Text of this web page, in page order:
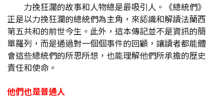
力挽狂瀾的故事和人物總是最吸引人。《總統們》
正是以力挽狂瀾的總統們為主角，來認識和解讀法蘭西
第五共和的前世今生。此外，這本傳記並不是資訊的簡
單羅列，而是通過對一個個事件的回顧，讓讀者都能體
會這些總統們的所思所想，也能理解他們所承擔的歷史
責任和使命。
他們也是普通人